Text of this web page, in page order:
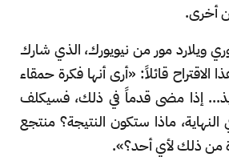
أخرى.
ويلارد مور من نيويورك، الذي شارك
الاقتراح قائلاً: «أرى أنها فكرة حمقاء
إذا مضى قدماً في ذلك، فسيكلف
النهاية، ماذا ستكون النتيجة؟ منتجع
من ذلك لأي أحد؟».